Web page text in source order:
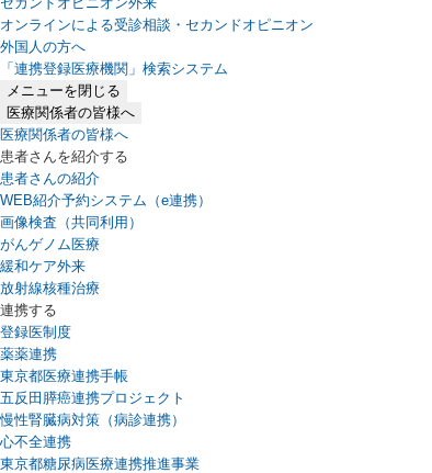
オンラインによる受診相談・セカンドオピニオン
外国人の方へ
「連携登録医療機関」検索システム
（新しいタブで開きます）
メニューを閉じる
医療関係者の皆様へ
医療関係者の皆様へ
患者さんを紹介する
患者さんの紹介
WEB紹介予約システム（e連携）
（新しいタブで開きます）
画像検査（共同利用）
がんゲノム医療
緩和ケア外来
放射線核種治療
連携する
登録医制度
薬薬連携
東京都医療連携手帳
五反田膵癌連携プロジェクト
慢性腎臓病対策（病診連携）
心不全連携
東京都糖尿病医療連携推進事業